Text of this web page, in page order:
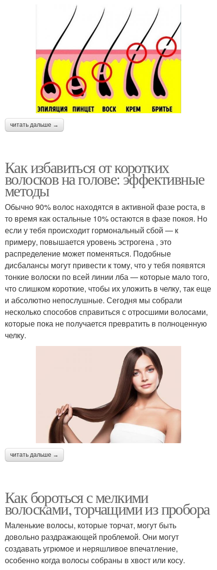
читать дальше →
Как избавиться от коротких
волосков на голове: эффективные
методы
Обычно 90% волос находятся в активной фазе роста, в
то время как остальные 10% остаются в фазе покоя. Но
если у тебя происходит гормональный сбой — к
примеру, повышается уровень эстрогена , это
распределение может поменяться. Подобные
дисбалансы могут привести к тому, что у тебя появятся
тонкие волоски по всей линии лба — которые мало того,
что слишком короткие, чтобы их уложить в челку, так еще
и абсолютно непослушные. Сегодня мы собрали
несколько способов справиться с отросшими волосами,
которые пока не получается превратить в полноценную
челку.
читать дальше →
Как бороться с мелкими
волосками, торчащими из пробора
Маленькие волосы, которые торчат, могут быть
довольно раздражающей проблемой. Они могут
создавать угрюмое и неряшливое впечатление,
особенно когда волосы собраны в хвост или косу.